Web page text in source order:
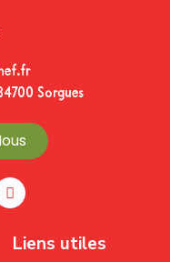
Sorgues
Liens utiles